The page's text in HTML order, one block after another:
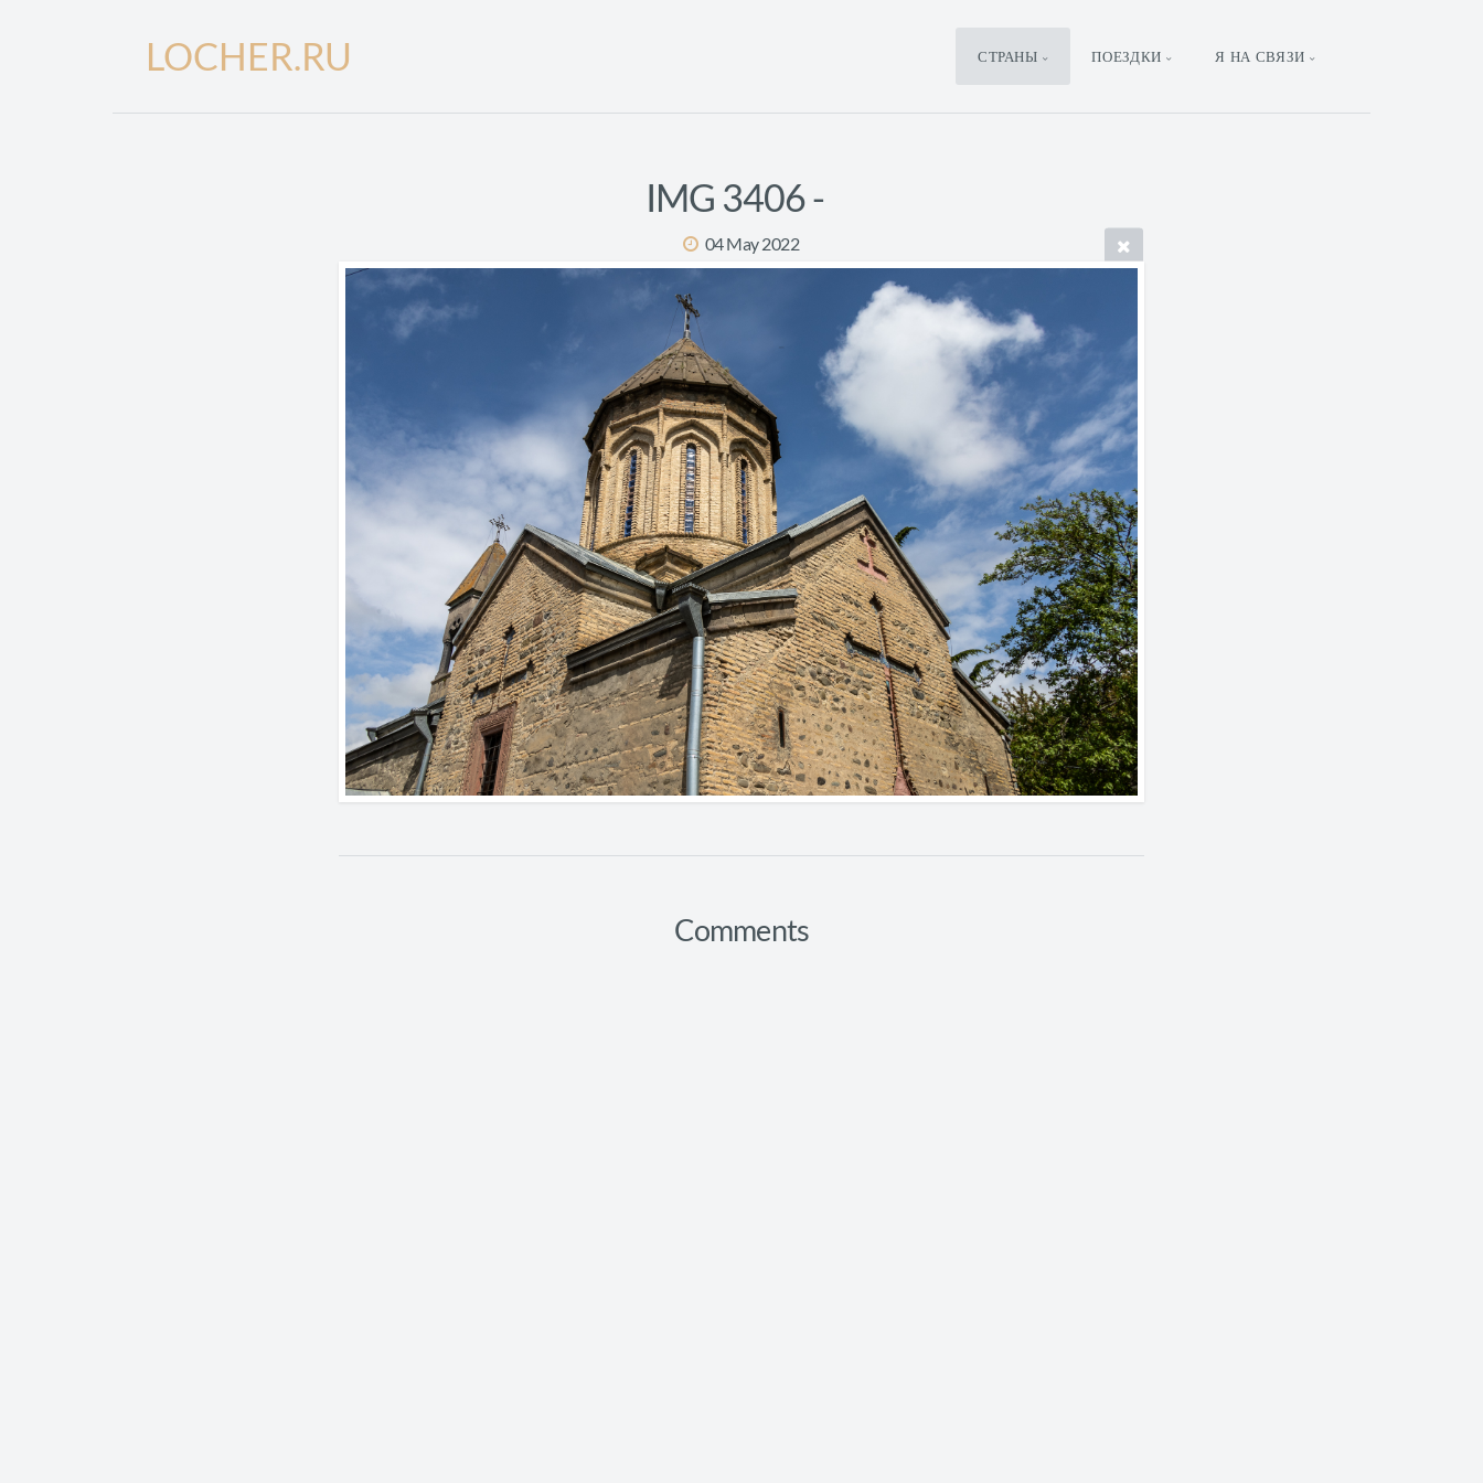
LOCHER.RU СТРАНЫ ПОЕЗДКИ Я НА СВЯЗИ
IMG 3406 -
04 May 2022